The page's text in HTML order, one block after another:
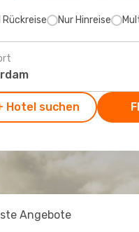
Rückreise Nur Hinreise
Hotel suchen
Angebote